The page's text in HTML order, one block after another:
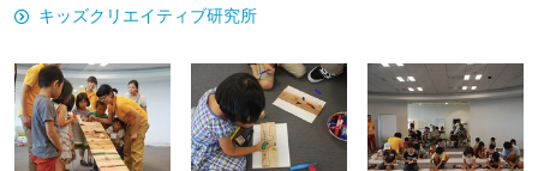
キッズクリエイティブ研究所